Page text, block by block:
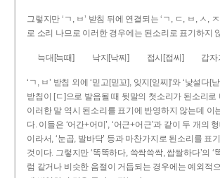
그렇지만 ‘ㄱ, ㅂ’ 받침 뒤에 연결되는 ‘ㄱ, ㄷ, ㅂ, ㅅ,
로 소리 나므로 이러한 경우에는 된소리로 표기하지
늑대[늑때] 낙지[낙찌] 접시[접씨] 갑자
‘ㄱ, ㅂ’ 받침 외에 ‘믿고[믿꼬], 잊지[읻찌]’와 ‘낯설다[
받침이 [ㄷ]으로 발음될 때 뒷말의 첫소리가 된소리로
이러한 말 역시 된소리를 표기에 반영하지 않는데 이
다. 이들은 ‘어간+어미’, ‘어근+어근’과 같이 두 개의
이라서, ‘눈곱, 발바닥’ 등과 마찬가지로 된소리를 표
것이다. 그렇지만 ‘똑똑하다, 쓱싹쓱싹, 쌉쌀하다’의 ‘
럼 같거나 비슷한 음절이 거듭되는 경우에는 예외적